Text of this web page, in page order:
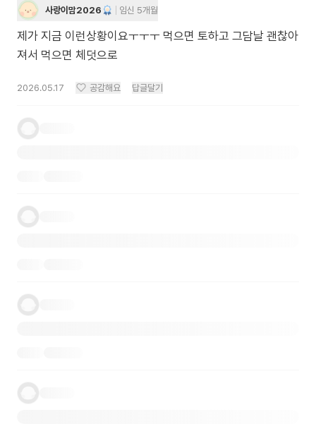
사랑이맘2026 임신 5개월
제가 지금 이런상황이요ㅜㅜㅜ 먹으면 토하고 그담날 괜찮아
져서 먹으면 체덧으로
2026.05.17 공감해요 답글달기